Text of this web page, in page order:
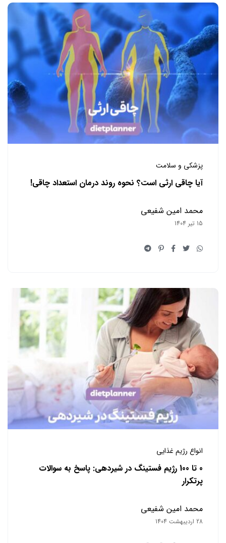
پزشکی و سلامت
آیا چاقی ارثی است؟ نحوه روند درمان استعداد چاقی!
محمد امین شفیعی
15 تیر 1404
انواع رژیم غذایی
0 تا 100 رژیم فستینگ در شیردهی: پاسخ به سوالات
پرتکرار
محمد امین شفیعی
28 اردیبهشت 1404